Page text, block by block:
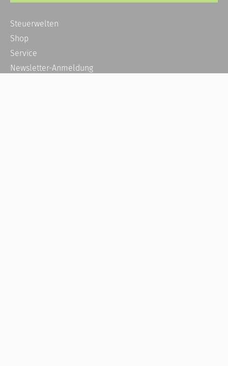
Steuerwelten
Shop
Service
Newsletter-Anmeldung